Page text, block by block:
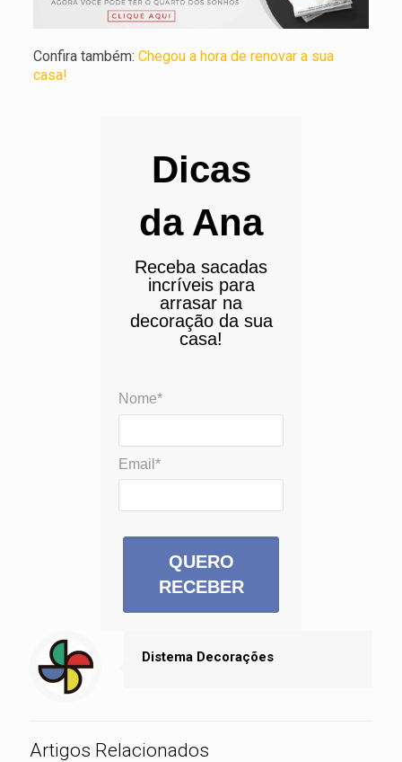
Confira também: Chegou a hora de renovar a sua
casa!
Dicas
da Ana
Receba sacadas
incríveis para
arrasar na
decoração da sua
casa!
Nome*
Email*
QUERO
RECEBER
Distema Decorações
Artigos Relacionados